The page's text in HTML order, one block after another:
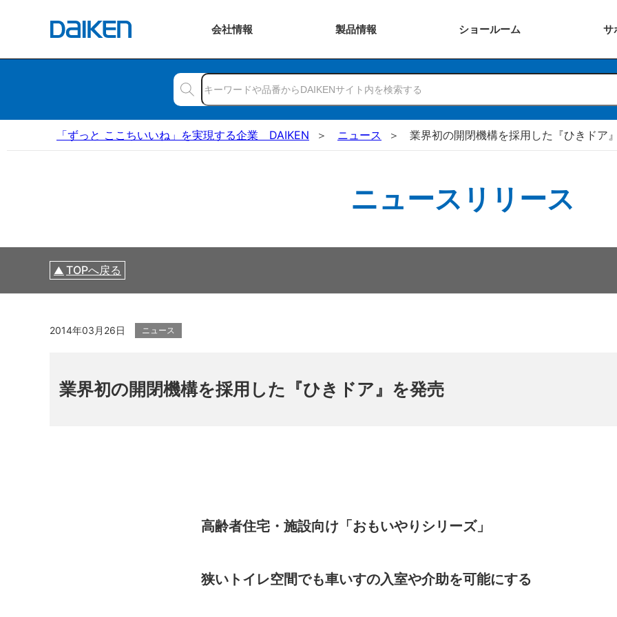
会社情報 製品情報 ショールーム サ
「ずっと ここちいいね」を実現する企業 DAIKEN ニュース 業界初の開閉機構を採用した『ひきドア
ニュースリリース
TOPへ戻る
2014年03月26日 ニュース
業界初の開閉機構を採用した『ひきドア』を発売
高齢者住宅・施設向け「おもいやりシリーズ」
狭いトイレ空間でも車いすの入室や介助を可能にする